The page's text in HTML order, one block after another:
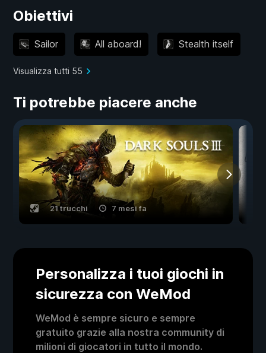
Obiettivi
Sailor All aboard! Stealth itself
Visualizza tutti 55
Ti potrebbe piacere anche
21 trucchi 7 mesi fa
Personalizza i tuoi giochi in
sicurezza con WeMod
WeMod è sempre sicuro e sempre
gratuito grazie alla nostra community di
milioni di giocatori in tutto il mondo.